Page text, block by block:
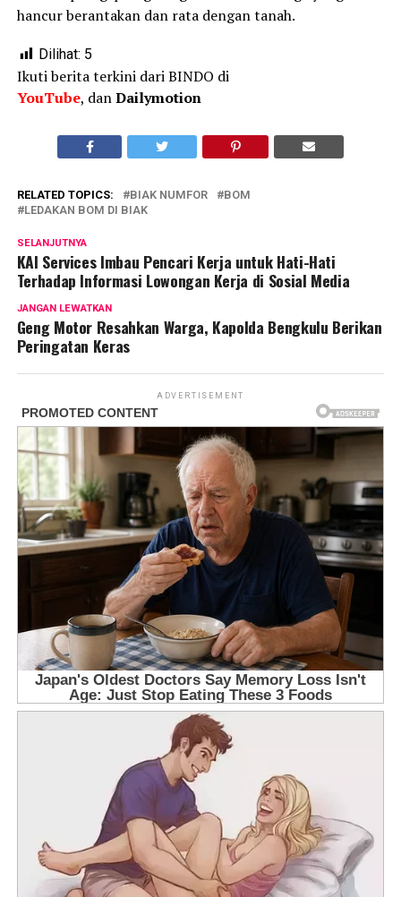
hancur berantakan dan rata dengan tanah.
Dilihat: 5
Ikuti berita terkini dari BINDO di
YouTube, danDailymotion
RELATED TOPICS: BIAK NUMFOR
BOM
LEDAKAN BOM DI BIAK
SELANJUTNYA
KAI Services Imbau Pencari Kerja untuk Hati-Hati
Terhadap Informasi Lowongan Kerja di Sosial Media
JANGAN LEWATKAN
Geng Motor Resahkan Warga, Kapolda Bengkulu Berikan
Peringatan Keras
ADVERTISEMENT